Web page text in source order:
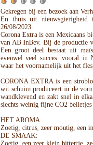
Gekregen bij een bezoek aan
En thuis uit nieuwsgierigheid
26/08/2023.
Corona Extra is een Mexicaans
van AB InBev. Bij de productie
Een groot deel bestaat uit
evenwel veel succes: vooral
waar het voornamelijk uit het
CORONA EXTRA is een
wit schuim produceert in de
wandklevend en zakt snel in
slechts weinig fijne CO2 belletjes
HET AROMA:
Zoetig, citrus, zeer moutig, een
DE SMAAK:
Zoetig, een zeer klein bittertje,